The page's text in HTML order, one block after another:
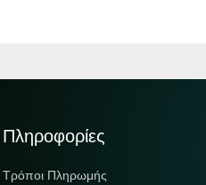
Πληροφορίες
Τρόποι Πληρωμής